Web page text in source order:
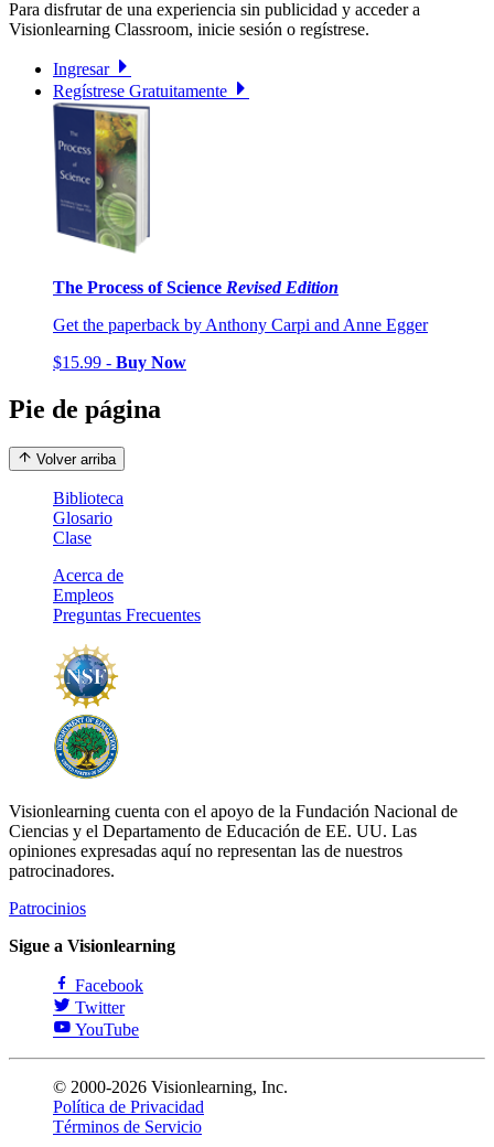
Para disfrutar de una experiencia sin publicidad y acceder a
Visionlearning Classroom, inicie sesión o regístrese.
Ingresar
Regístrese Gratuitamente
The Process of Science Revised Edition
Get the paperback by Anthony Carpi and Anne Egger
$15.99 - Buy Now
Pie de página
Volver arriba
Biblioteca
Glosario
Clase
Acerca de
Empleos
Preguntas Frecuentes
Visionlearning cuenta con el apoyo de la Fundación Nacional de
Ciencias y el Departamento de Educación de EE. UU. Las
opiniones expresadas aquí no representan las de nuestros
patrocinadores.
Patrocinios
Sigue a Visionlearning
Facebook
Twitter
YouTube
© 2000-2026 Visionlearning, Inc.
Política de Privacidad
Términos de Servicio